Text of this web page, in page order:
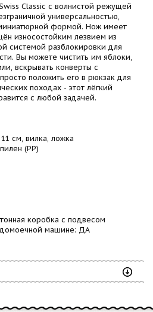
Classic с волнистой режущей
универсальностью,
формой. Нож имеет
износостойким лезвием из
системой разблокировки для
Вы можете чистить им яблоки,
вскрывать конверты с
положить его в рюкзак для
походах - этот лёгкий
с любой задачей.
см, вилка, ложка
(PP)
коробка с подвесом
машине: ДА